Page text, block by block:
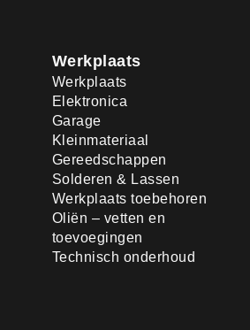
Werkplaats
Werkplaats
Elektronica
Garage
Kleinmateriaal
Gereedschappen
Solderen & Lassen
Werkplaats toebehoren
Oliën – vetten en
toevoegingen
Technisch onderhoud